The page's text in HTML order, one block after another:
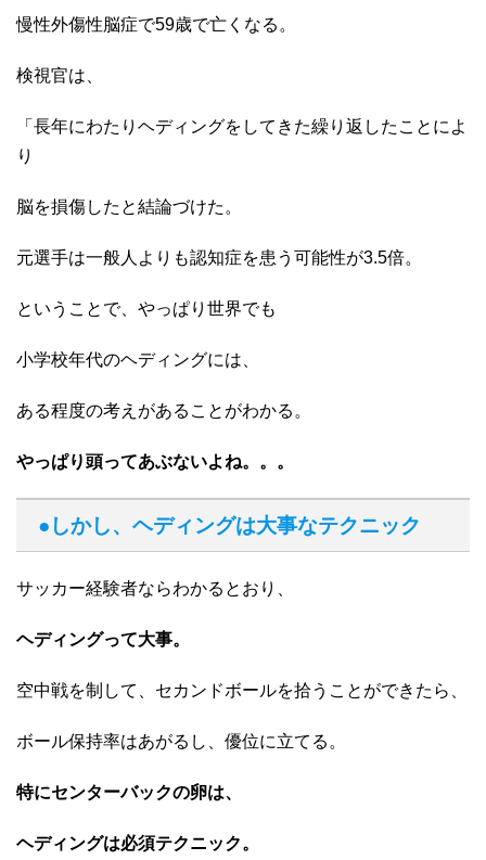
慢性外傷性脳症で59歳で亡くなる。
検視官は、
「長年にわたりヘディングをしてきた繰り返したことによ
り
脳を損傷したと結論づけた。
元選手は一般人よりも認知症を患う可能性が3.5倍。
ということで、やっぱり世界でも
小学校年代のヘディングには、
ある程度の考えがあることがわかる。
やっぱり頭ってあぶないよね。。。
●しかし、ヘディングは大事なテクニック
サッカー経験者ならわかるとおり、
ヘディングって大事。
空中戦を制して、セカンドボールを拾うことができたら、
ボール保持率はあがるし、優位に立てる。
特にセンターバックの卵は、
ヘディングは必須テクニック。